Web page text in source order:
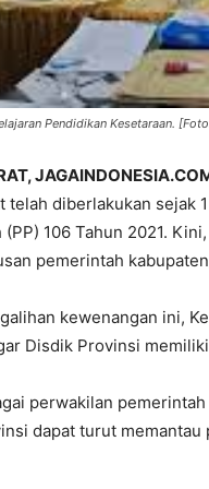
Pendidikan Kesetaraan.
telah diberlakukan sejak
106 Tahun 2021.
pemerintah
kewenangan ini,
Disdik Provinsi
perwakilan
dapat turut